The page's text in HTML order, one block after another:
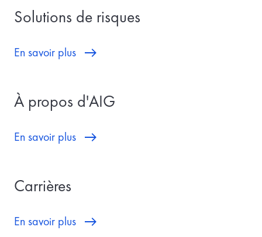
Solutions de risques
En savoir plus
À propos d'AIG
En savoir plus
Carrières
En savoir plus